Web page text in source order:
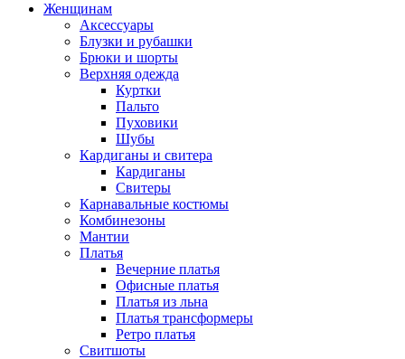
Женщинам
Аксессуары
Блузки и рубашки
Брюки и шорты
Верхняя одежда
Куртки
Пальто
Пуховики
Шубы
Кардиганы и свитера
Кардиганы
Свитеры
Карнавальные костюмы
Комбинезоны
Мантии
Платья
Вечерние платья
Офисные платья
Платья из льна
Платья трансформеры
Ретро платья
Свитшоты